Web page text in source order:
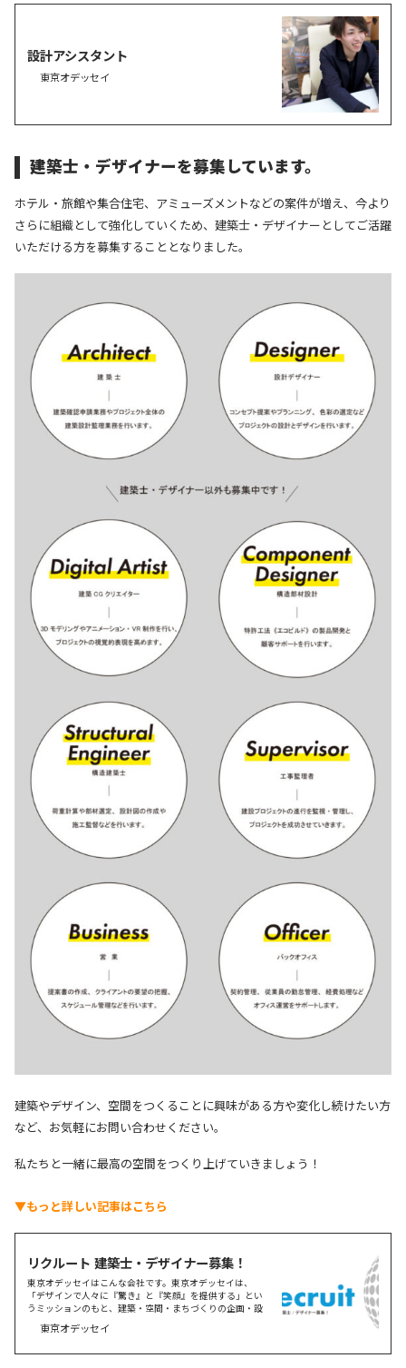
設計アシスタント
東京オデッセイ
建築士・デザイナーを募集しています。
ホテル・旅館や集合住宅、アミューズメントなどの案件が増え、今より
さらに組織として強化していくため、建築士・デザイナーとしてご活躍
いただける方を募集することとなりました。
建築やデザイン、空間をつくることに興味がある方や変化し続けたい方
など、お気軽にお問い合わせください。
私たちと一緒に最高の空間をつくり上げていきましょう！
▼もっと詳しい記事はこちら
リクルート 建築士・デザイナー募集！
東京オデッセイはこんな会社です。東京オデッセイは、
「デザインで人々に『驚き』と『笑顔』を提供する」とい
うミッションのもと、建築・空間・まちづくりの企画・設
計・デザイン・監理をしている会社です。
東京オデッセイ